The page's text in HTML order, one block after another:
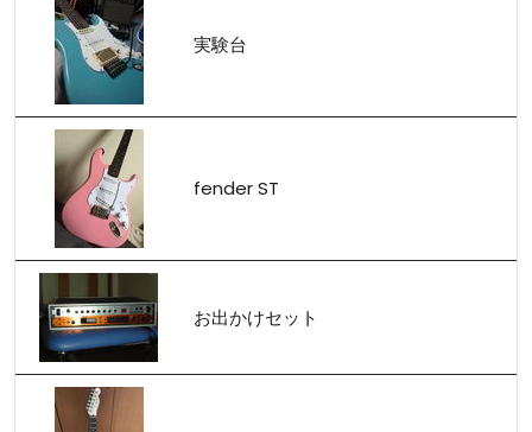
実験台
fender ST
お出かけセット